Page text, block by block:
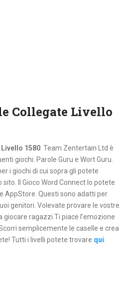
Collegate Livello
1580. Team Zentertain Ltd è
giochi: Parole Guru e Wort Guru.
i giochi di cui sopra gli potete
Il Gioco Word Connect lo potete
AppStore. Questi sono adatti per
genitori. Volevate provare le vostre
ragazzi.Ti piace l’emozione
semplicemente le caselle e crea
Tutti i livelli potete trovare qui.